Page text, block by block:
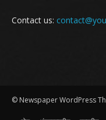
Contact us:
© Newspaper WordPress